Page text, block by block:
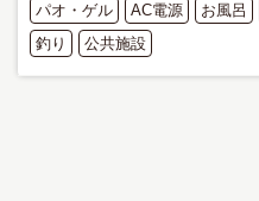
パオ・ゲル
AC電源 お風呂
釣り
公共施設